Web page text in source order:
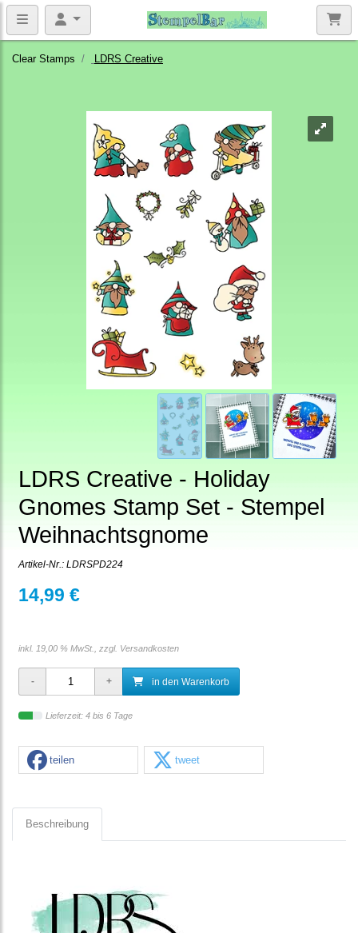
Clear Stamps LDRS Creative
LDRS Creative - Holiday
Gnomes Stamp Set - Stempel
Weihnachtsgnome
Artikel-Nr.: LDRSPD224
14,99 €
inkl. 19,00 % MwSt., zzgl. Versandkosten
in den Warenkorb
Lieferzeit: 4 bis 6 Tage
teilen tweet
Beschreibung